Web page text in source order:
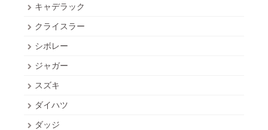
キャデラック
クライスラー
シボレー
ジャガー
スズキ
ダイハツ
ダッジ